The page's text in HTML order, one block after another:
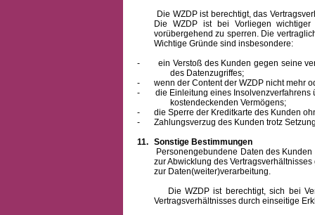
Die WZDP ist berechtigt, das
Die WZDP ist bei Vorliegen
vorübergehend zu sperren. Die
Wichtige Gründe sind insbesondere:
-
ein Verstoß des Kunden gegen seine
des Datenzugriffes;
-
wenn der Content der WZDP nicht mehr
-
die Einleitung eines
kostendeckenden Vermögens;
-
die Sperre der Kreditkarte des Kunden
-
Zahlungsverzug des Kunden trotz
11. Sonstige Bestimmungen
Personengebundene Daten des Kunden
zur Abwicklung des
zur Daten(weiter)verarbeitung.
Die WZDP ist berechtigt, sich bei
Vertragsverhältnisses durch einseitige